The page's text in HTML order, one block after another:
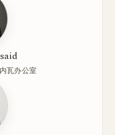
瓦办公室